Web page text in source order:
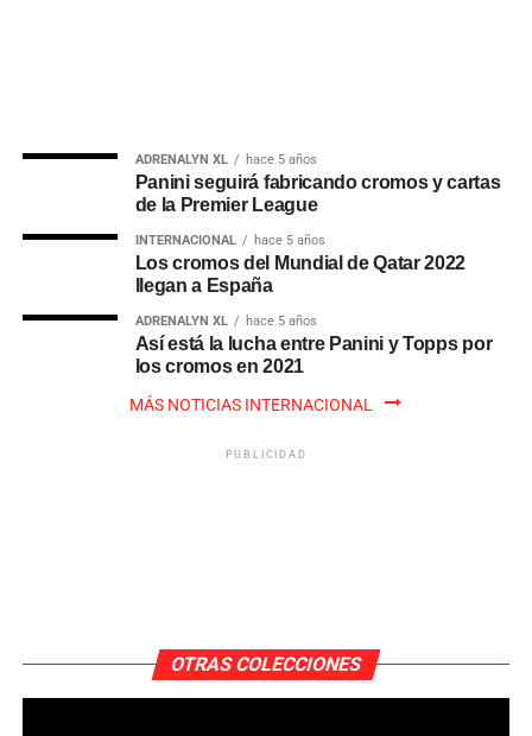
ADRENALYN XL hace 5 años
Panini seguirá fabricando cromos y cartas
de la Premier League
INTERNACIONAL hace 5 años
Los cromos del Mundial de Qatar 2022
llegan a España
ADRENALYN XL hace 5 años
Así está la lucha entre Panini y Topps por
los cromos en 2021
MÁS NOTICIAS INTERNACIONAL
PUBLICIDAD
OTRAS COLECCIONES